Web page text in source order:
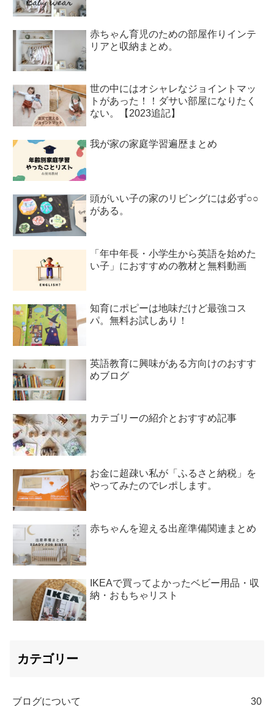
赤ちゃん育児のための部屋作りインテ
リアと収納まとめ。
世の中にはオシャレなジョイントマッ
トがあった！！ダサい部屋になりたく
ない。【2023追記】
我が家の家庭学習遍歴まとめ
頭がいい子の家のリビングには必ず○○
がある。
「年中年長・小学生から英語を始めた
い子」におすすめの教材と無料動画
知育にポピーは地味だけど最強コス
パ。無料お試しあり！
英語教育に興味がある方向けのおすす
めブログ
カテゴリーの紹介とおすすめ記事
お金に超疎い私が「ふるさと納税」を
やってみたのでレポします。
赤ちゃんを迎える出産準備関連まとめ
IKEAで買ってよかったベビー用品・収
納・おもちゃリスト
カテゴリー
ブログについて 30